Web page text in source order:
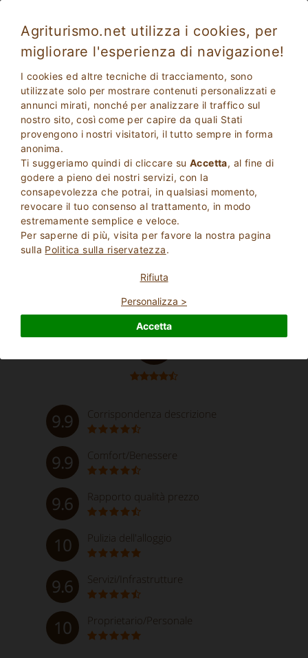
Agriturismo.net utilizza i cookies, per
migliorare l'esperienza di navigazione!
I cookies ed altre tecniche di tracciamento, sono
utilizzate solo per mostrare contenuti personalizzati e
annunci mirati, nonché per analizzare il traffico sul
nostro sito, così come per capire da quali Stati
provengono i nostri visitatori, il tutto sempre in forma
anonima.
Ti suggeriamo quindi di cliccare su Accetta, al fine di
godere a pieno dei nostri servizi, con la
consapevolezza che potrai, in qualsiasi momento,
revocare il tuo consenso al trattamento, in modo
estremamente semplice e veloce.
Per saperne di più, visita per favore la nostra pagina
sulla Politica sulla riservatezza.
Rifiuta
Personalizza >
Accetta
Castagnole delle lanze 4603
Agriturismo
Asti, Castagnole delle lanze(Mappa) 13Posti Letto
CHIEDI AL PROPRIETARIO PRENOTA
Eccezionale
9.8
Maggiori Informazioni
33 RecensioniStruttura
9.8
Eccezionale
9.9 Corrispondenza descrizione
9.9 Comfort/Benessere
9.6 Rapporto qualità prezzo
10 Pulizia dell'alloggio
9.6 Servizi/Infrastrutture
10 Proprietario/Personale